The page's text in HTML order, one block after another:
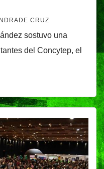
CRUZ
sostuvo una
del Concytep, el